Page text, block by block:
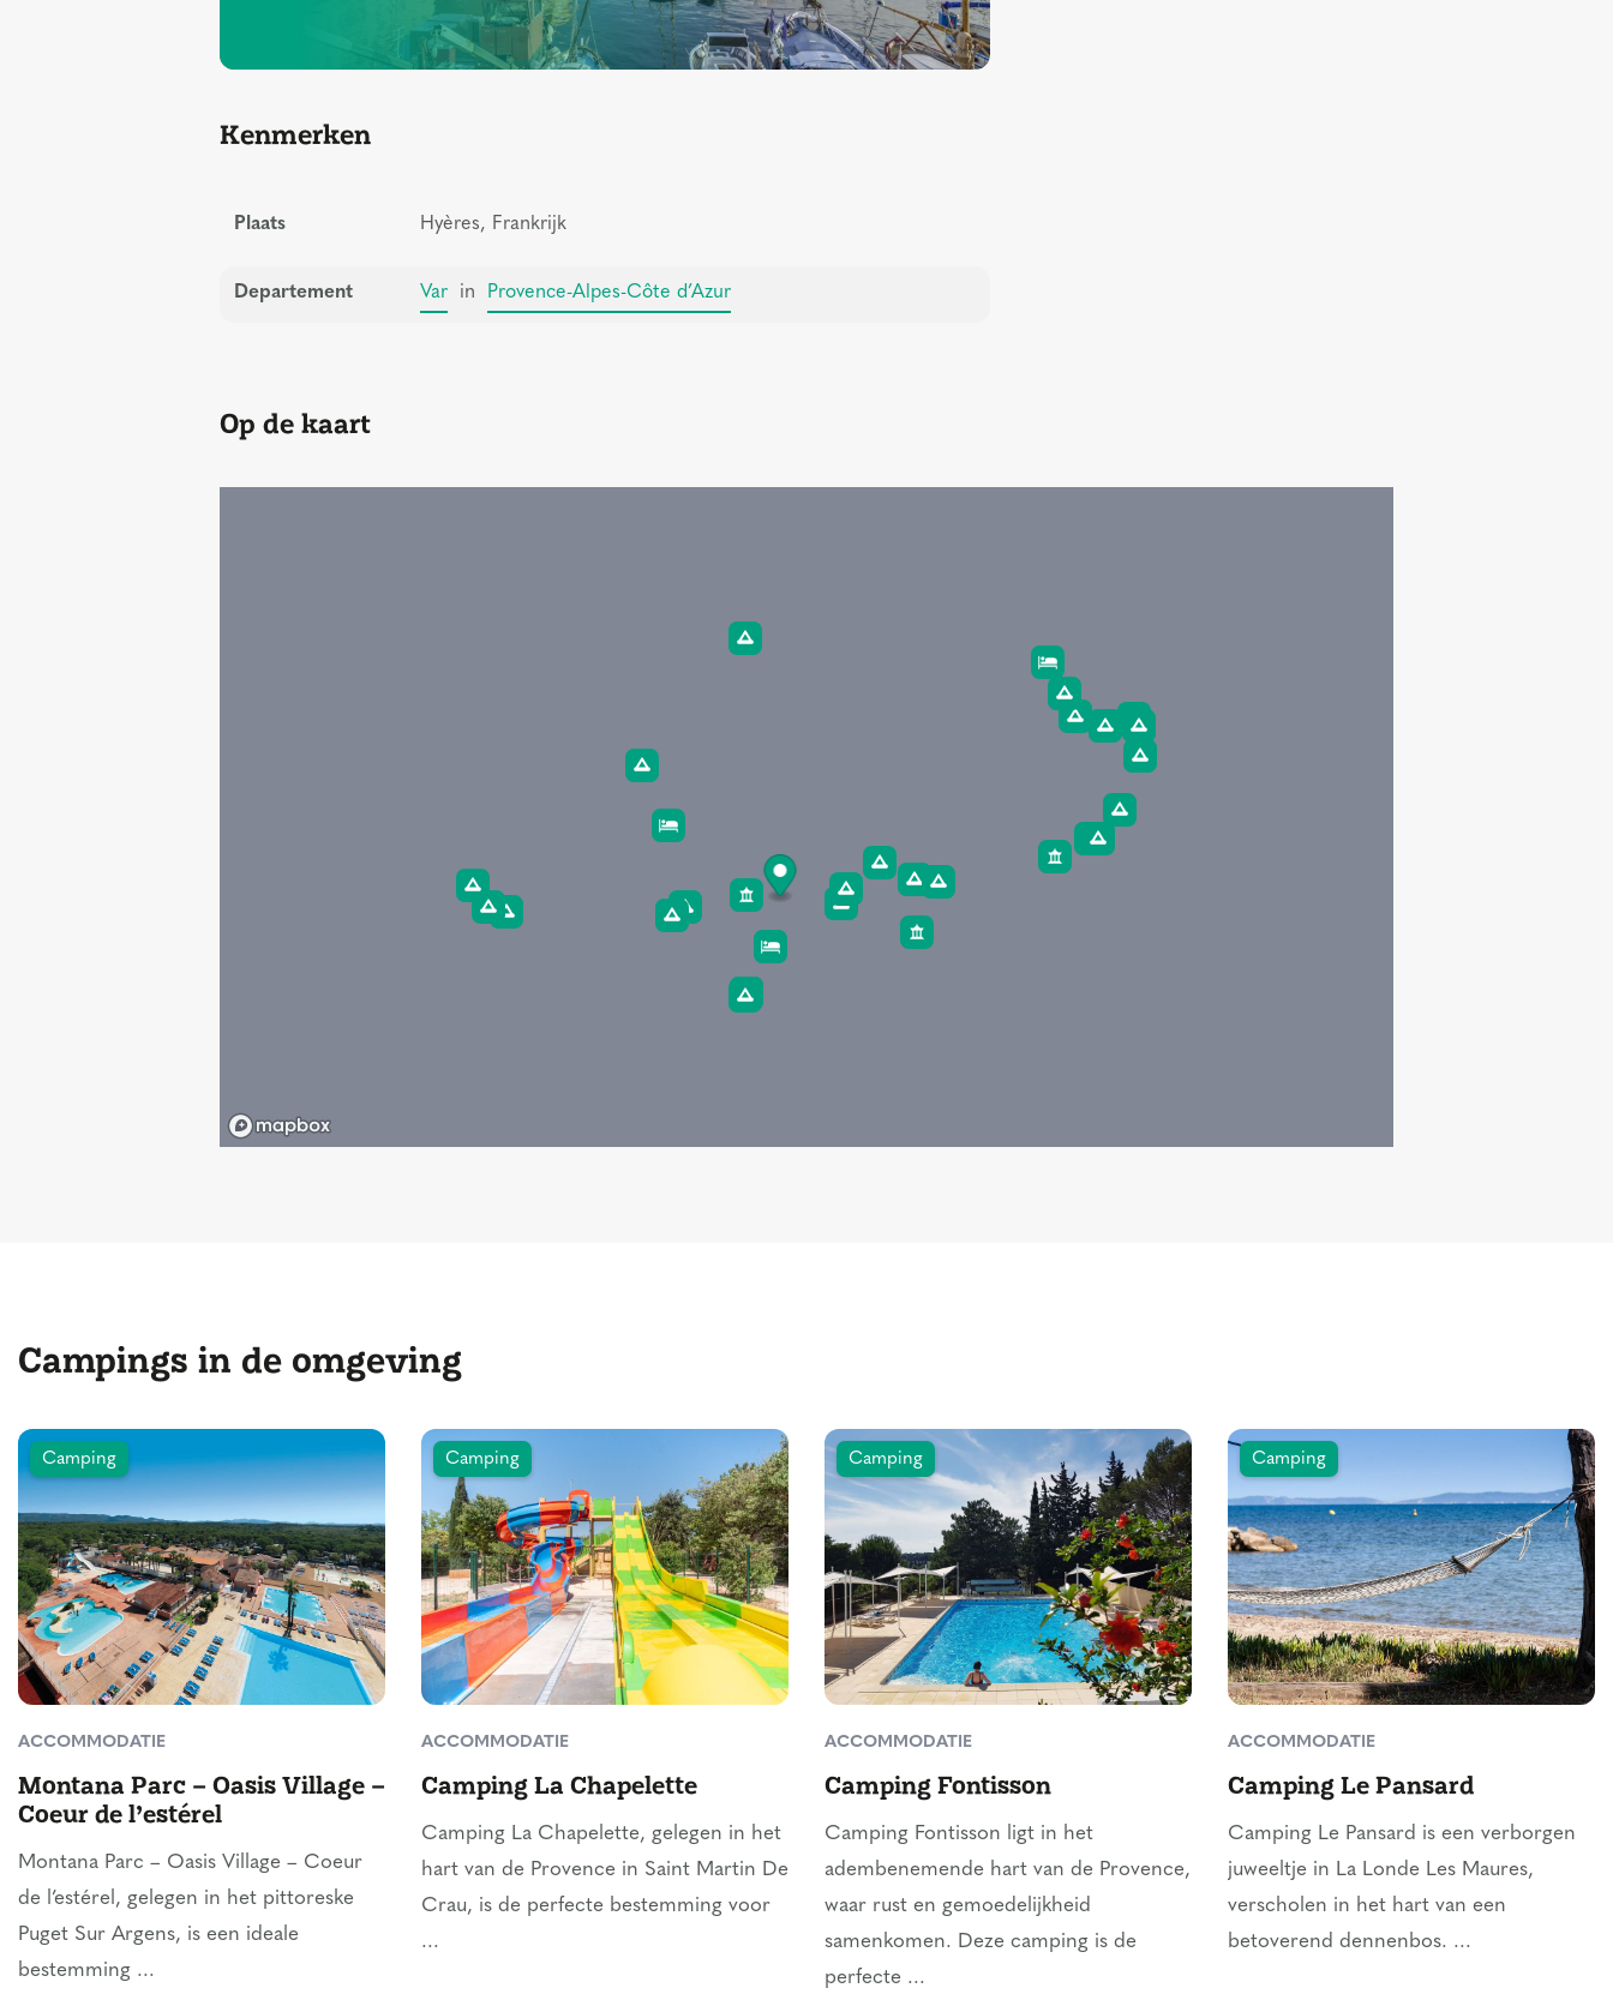
Kenmerken
Plaats Hyères, Frankrijk
Departement Var in Provence-Alpes-Côte d’Azur
Op de kaart
Campings in de omgeving
Camping
ACCOMMODATIE
Montana Parc – Oasis Village –
Coeur de l’estérel
Montana Parc – Oasis Village – Coeur
de l’estérel, gelegen in het pittoreske
Puget Sur Argens, is een ideale
bestemming ...
Camping
ACCOMMODATIE
Camping La Chapelette
Camping La Chapelette, gelegen in het
hart van de Provence in Saint Martin De
Crau, is de perfecte bestemming voor
...
Camping
ACCOMMODATIE
Camping Fontisson
Camping Fontisson ligt in het
adembenemende hart van de Provence,
waar rust en gemoedelijkheid
samenkomen. Deze camping is de
perfecte ...
Camping
ACCOMMODATIE
Camping Le Pansard
Camping Le Pansard is een verborgen
juweeltje in La Londe Les Maures,
verscholen in het hart van een
betoverend dennenbos. ...